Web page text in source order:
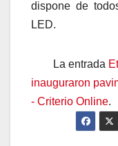
dispone de
LED.
La entrada
inauguraron
- Criterio Online.